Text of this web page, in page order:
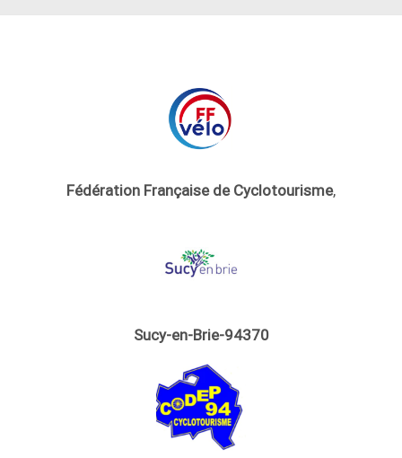
Fédération Française de Cyclotourisme,
Sucy-en-Brie-94370